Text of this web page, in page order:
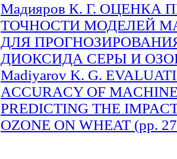
Мадияров К. Г.
ТОЧНОСТИ МОДЕЛЕЙ
ДЛЯ
ДИОКСИДА СЕРЫ И
Madiyarov K. G.
ACCURACY OF
PREDICTING THE
OZONE ON WHEAT (pp.